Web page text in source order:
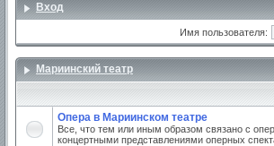
Вход
Имя пользователя:
Мариинский театр
Опера в Мариинском театре
Все, что тем или иным образом связано с
концертными представлениями оперных